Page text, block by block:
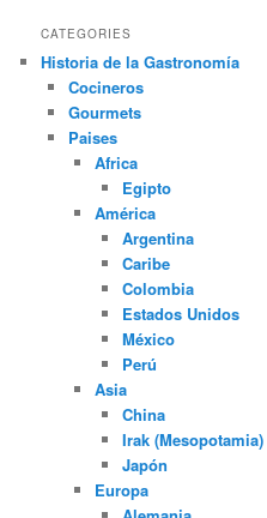
CATEGORIES
Historia de la Gastronomía
Cocineros
Gourmets
Paises
Africa
Egipto
América
Argentina
Caribe
Colombia
Estados Unidos
México
Perú
Asia
China
Irak (Mesopotamia)
Japón
Europa